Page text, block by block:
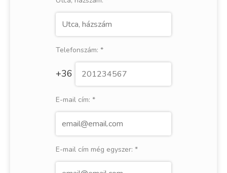
Telefonszám: *
+36
E-mail cím: *
E-mail cím még egyszer: *